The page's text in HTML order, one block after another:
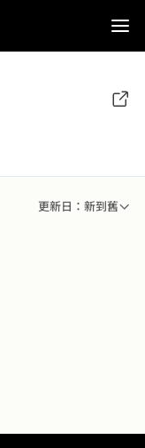
更新日：新到舊